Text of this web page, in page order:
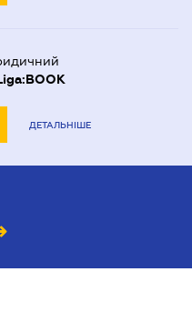
ДЕТАЛЬНІШЕ